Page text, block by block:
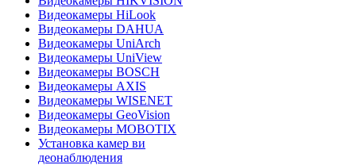
Видеокамеры HiLook
Видеокамеры DAHUA
Видеокамеры UniArch
Видеокамеры UniView
Видеокамеры BOSCH
Видеокамеры AXIS
Видеокамеры WISENET
Видеокамеры GeoVision
Видеокамеры MOBOTIX
Установка камер ви
деонаблюдения